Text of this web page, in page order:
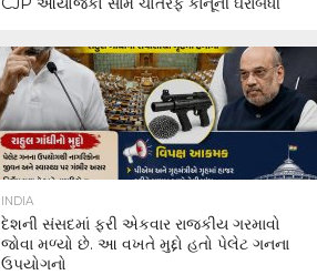
INDIA
દેશની સંસદમાં ફરી એકવાર રાજકીય ગરમાવો
જોવા મળ્યો છે. આ વખતે મુદ્દો હતો પેલેટ ગનના
ઉપયોગનો